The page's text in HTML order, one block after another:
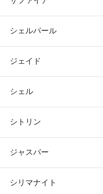
シェルパール
ジェイド
シェル
シトリン
ジャスパー
シリマナイト